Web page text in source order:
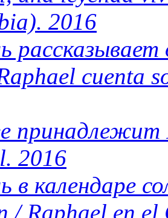
2016
cuenta
2016
в календаре
/ Raphael en